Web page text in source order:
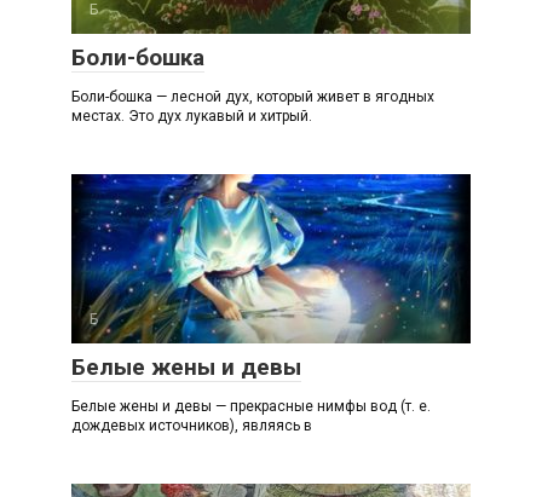
Б
Боли-бошка
Боли-бошка — лесной дух, который живет в ягодных
местах. Это дух лукавый и хитрый.
Б
Белые жены и девы
Белые жены и девы — прекрасные нимфы вод (т. е.
дождевых источников), являясь в